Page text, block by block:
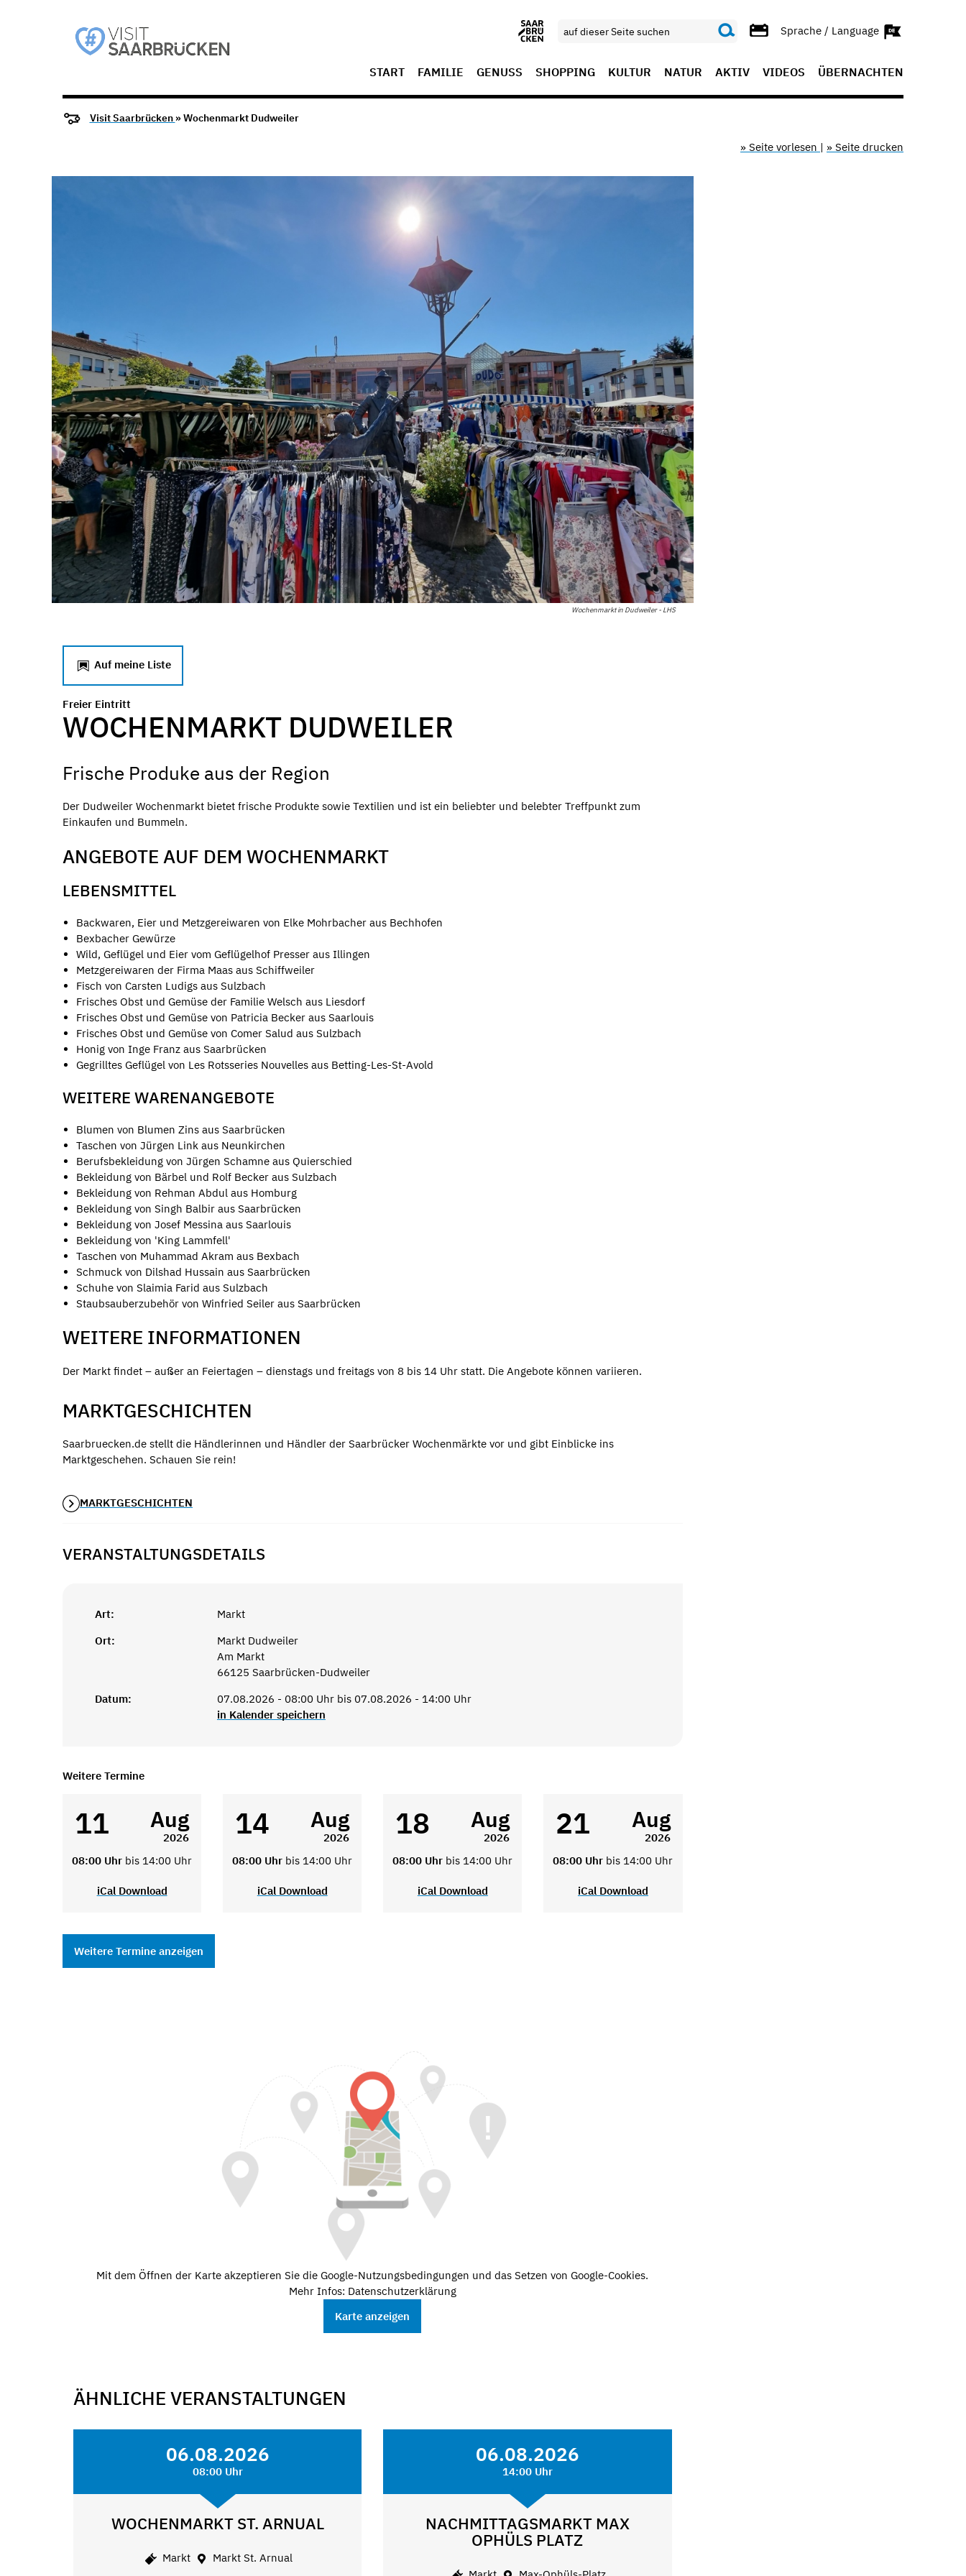
Sprache / Language
START FAMILIE GENUSS SHOPPING KULTUR NATUR AKTIV VIDEOS ÜBERNACHTEN
Visit Saarbrücken » Wochenmarkt Dudweiler
» Seite vorlesen | » Seite drucken
Wochenmarkt in Dudweiler - LHS
Auf meine Liste
Freier Eintritt
WOCHENMARKT DUDWEILER
Frische Produke aus der Region
Der Dudweiler Wochenmarkt bietet frische Produkte sowie Textilien und ist ein beliebter und belebter Treffpunkt zum
Einkaufen und Bummeln.
ANGEBOTE AUF DEM WOCHENMARKT
LEBENSMITTEL
Backwaren, Eier und Metzgereiwaren von Elke Mohrbacher aus Bechhofen
Bexbacher Gewürze
Wild, Geflügel und Eier vom Geflügelhof Presser aus Illingen
Metzgereiwaren der Firma Maas aus Schiffweiler
Fisch von Carsten Ludigs aus Sulzbach
Frisches Obst und Gemüse der Familie Welsch aus Liesdorf
Frisches Obst und Gemüse von Patricia Becker aus Saarlouis
Frisches Obst und Gemüse von Comer Salud aus Sulzbach
Honig von Inge Franz aus Saarbrücken
Gegrilltes Geflügel von Les Rotsseries Nouvelles aus Betting-Les-St-Avold
WEITERE WARENANGEBOTE
Blumen von Blumen Zins aus Saarbrücken
Taschen von Jürgen Link aus Neunkirchen
Berufsbekleidung von Jürgen Schamne aus Quierschied
Bekleidung von Bärbel und Rolf Becker aus Sulzbach
Bekleidung von Rehman Abdul aus Homburg
Bekleidung von Singh Balbir aus Saarbrücken
Bekleidung von Josef Messina aus Saarlouis
Bekleidung von 'King Lammfell'
Taschen von Muhammad Akram aus Bexbach
Schmuck von Dilshad Hussain aus Saarbrücken
Schuhe von Slaimia Farid aus Sulzbach
Staubsauberzubehör von Winfried Seiler aus Saarbrücken
WEITERE INFORMATIONEN
Der Markt findet – außer an Feiertagen – dienstags und freitags von 8 bis 14 Uhr statt. Die Angebote können variieren.
MARKTGESCHICHTEN
Saarbruecken.de stellt die Händlerinnen und Händler der Saarbrücker Wochenmärkte vor und gibt Einblicke ins
Marktgeschehen. Schauen Sie rein!
MARKTGESCHICHTEN
VERANSTALTUNGSDETAILS
Art:
Markt
Ort:
Markt Dudweiler
Am Markt
66125 Saarbrücken-Dudweiler
Datum:
07.08.2026 - 08:00 Uhr bis 07.08.2026 - 14:00 Uhr
in Kalender speichern
Weitere Termine
11 Aug
2026
08:00 Uhr bis 14:00 Uhr
iCal Download
14 Aug
2026
08:00 Uhr bis 14:00 Uhr
iCal Download
18 Aug
2026
08:00 Uhr bis 14:00 Uhr
iCal Download
21 Aug
2026
08:00 Uhr bis 14:00 Uhr
iCal Download
Weitere Termine anzeigen
Mit dem Öffnen der Karte akzeptieren Sie die Google-Nutzungsbedingungen und das Setzen von Google-Cookies.
Mehr Infos: Datenschutzerklärung
Karte anzeigen
ÄHNLICHE VERANSTALTUNGEN
06.08.2026
08:00 Uhr
WOCHENMARKT ST. ARNUAL
Markt Markt St. Arnual
06.08.2026
14:00 Uhr
NACHMITTAGSMARKT MAX
OPHÜLS PLATZ